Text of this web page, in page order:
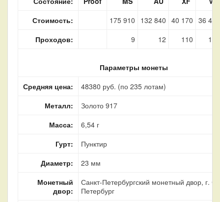
Стоимость:
175 910 132 840 40 170 36 420
Проходов:
9 12 110 103
Параметры монеты
Средняя цена:
48380 руб. (по 235 лотам)
Металл:
Золото 917
Масса:
6,54 г
Гурт:
Пунктир
Диаметр:
23 мм
Монетный
двор:
Санкт-Петербургский монетный двор, г.
Петербург